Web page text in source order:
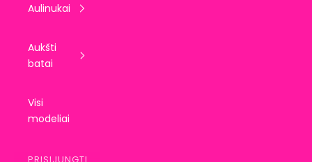
Aulinukai
Aukšti
batai
Visi
modeliai
PRISIJUNGTI